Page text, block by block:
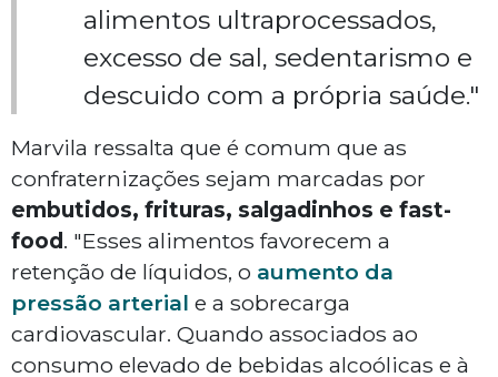
alimentos ultraprocessados,
excesso de sal, sedentarismo e
descuido com a própria saúde."
Marvila ressalta que é comum que as
confraternizações sejam marcadas por
embutidos, frituras, salgadinhos e fast-
food. "Esses alimentos favorecem a
retenção de líquidos, o aumento da
pressão arterial e a sobrecarga
cardiovascular. Quando associados ao
consumo elevado de bebidas alcoólicas e à